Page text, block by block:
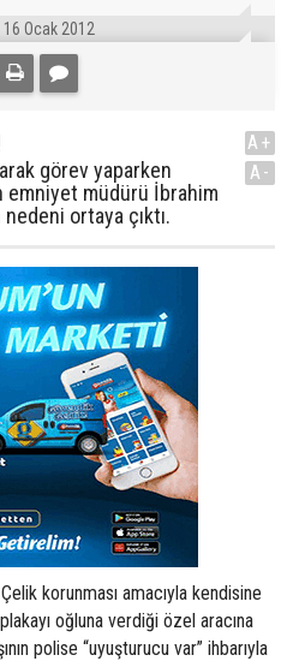
16 Ocak 2012
görev yaparken
müdürü İbrahim
ortaya çıktı.
A+
A-
korunması amacıyla kendisine
oğluna verdiği özel aracına
polise “uyuşturucu var” ihbarıyla